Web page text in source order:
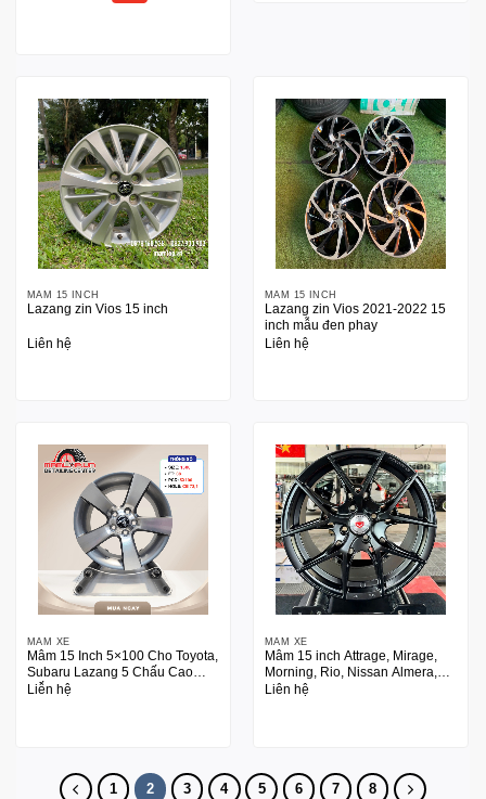
MÂM 15 INCH
Lazang zin Vios 15 inch
Liên hệ
MÂM 15 INCH
Lazang zin Vios 2021-2022 15
inch mẫu đen phay
Liên hệ
MÂM XE
Mâm 15 Inch 5×100 Cho Toyota,
Subaru Lazang 5 Chấu Cao
Cấp
Liên hệ
MÂM XE
Mâm 15 inch Attrage, Mirage,
Morning, Rio, Nissan Almera,
Picalto
Liên hệ
1 2 3 4 5 6 7 8